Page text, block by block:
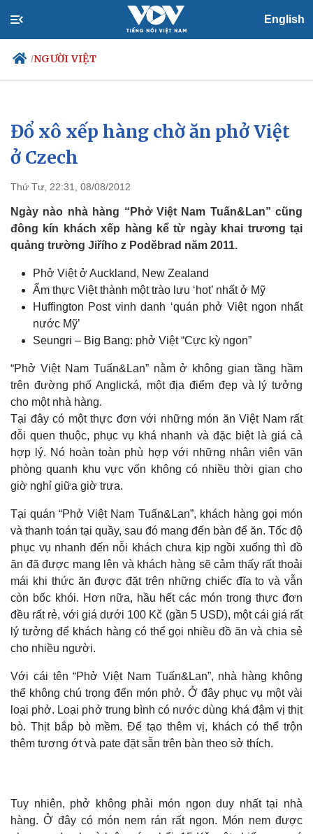
English
/NGƯỜI VIỆT
Chính trị
Đảng
Tổ chức nhân sự
Nhận diện sự thật
Xã hội
Việc làm
Biển đảo
Thế giới
Quan sát
Cuộc sống đó đây
Hồ sơ
Multimedia
Video
Ảnh
E-Magazine
Infographic
Đổ xô xếp hàng chờ ăn phở Việt
ở Czech
Thứ Tư, 22:31, 08/08/2012
Ngày nào nhà hàng “Phở Việt Nam Tuấn&Lan” cũng
đông kín khách xếp hàng kể từ ngày khai trương tại
quảng trường Jiřího z Poděbrad năm 2011.
Phở Việt ở Auckland, New Zealand
Ẩm thực Việt thành một trào lưu ‘hot’ nhất ở Mỹ
Huffington Post vinh danh ‘quán phở Việt ngon nhất
nước Mỹ’
Seungri – Big Bang: phở Việt “Cực kỳ ngon”
“Phở Việt Nam Tuấn&Lan” nằm ở không gian tầng hầm
trên đường phố Anglická, một địa điểm đẹp và lý tưởng
cho một nhà hàng.
Tại đây có một thực đơn với những món ăn Việt Nam rất
đỗi quen thuộc, phục vụ khá nhanh và đặc biệt là giá cả
hợp lý. Nó hoàn toàn phù hợp với những nhân viên văn
phòng quanh khu vực vốn không có nhiều thời gian cho
giờ nghỉ giữa giờ trưa.
Tại quán “Phở Việt Nam Tuấn&Lan”, khách hàng gọi món
và thanh toán tại quầy, sau đó mang đến bàn để ăn. Tốc độ
phục vụ nhanh đến nỗi khách chưa kịp ngồi xuống thì đồ
ăn đã được mang lên và khách hàng sẽ cảm thấy rất thoải
mái khi thức ăn được đặt trên những chiếc đĩa to và vẫn
còn bốc khói. Hơn nữa, hầu hết các món trong thực đơn
đều rất rẻ, với giá dưới 100 Kč (gần 5 USD), một cái giá rất
lý tưởng để khách hàng có thể gọi nhiều đồ ăn và chia sẻ
cho nhiều người.
Với cái tên “Phở Việt Nam Tuấn&Lan”, nhà hàng không
thể không chú trọng đến món phở. Ở đây phục vụ một vài
loại phở. Loại phở trung bình có nước dùng khá đậm vị thịt
bò. Thịt bắp bò mềm. Để tạo thêm vị, khách có thể trộn
thêm tương ớt và pate đặt sẵn trên bàn theo sở thích.
Tuy nhiên, phở không phải món ngon duy nhất tại nhà
hàng. Ở đây có món nem rán rất ngon. Món nem được